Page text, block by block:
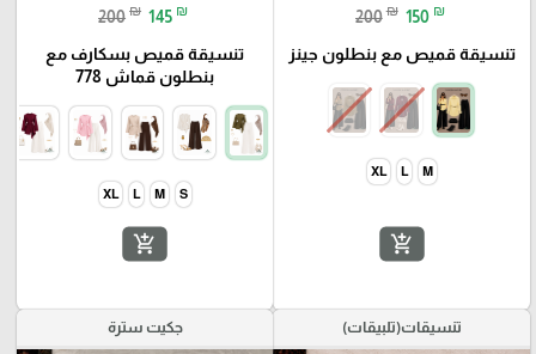
200 ₪ 150 ₪
تنسيقة قميص مع بنطلون جينز
M
L
XL
add_shopping_cart
200 ₪ 145 ₪
تنسيقة قميص بسكارف مع
بنطلون قماش 778
S
M
L
XL
add_shopping_cart
تنسيقات(تلبيقات) جكيت سترة